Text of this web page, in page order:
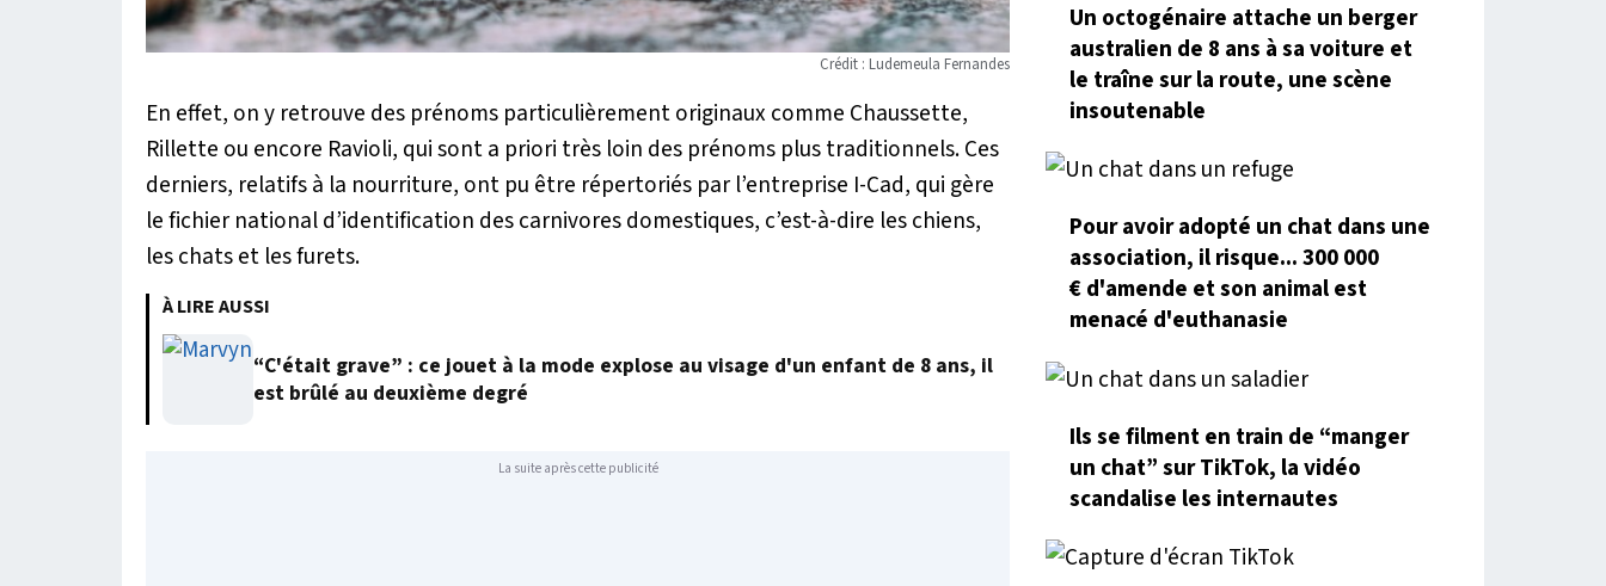
Crédit : Ludemeula Fernandes
En effet, on y retrouve des prénoms particulièrement originaux comme Chaussette,
Rillette ou encore Ravioli, qui sont a priori très loin des prénoms plus traditionnels. Ces
derniers, relatifs à la nourriture, ont pu être répertoriés par l’entreprise I-Cad, qui gère
le fichier national d’identification des carnivores domestiques, c’est-à-dire les chiens,
les chats et les furets.
À LIRE AUSSI
“C'était grave” : ce jouet à la mode explose au visage d'un enfant de 8 ans, il
est brûlé au deuxième degré
La suite après cette publicité
Un octogénaire attache un berger
australien de 8 ans à sa voiture et
le traîne sur la route, une scène
insoutenable
Pour avoir adopté un chat dans une
association, il risque... 300 000
€ d'amende et son animal est
menacé d'euthanasie
Ils se filment en train de “manger
un chat” sur TikTok, la vidéo
scandalise les internautes